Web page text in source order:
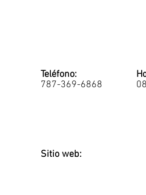
Teléfono:
787-369-6868
Sitio web: